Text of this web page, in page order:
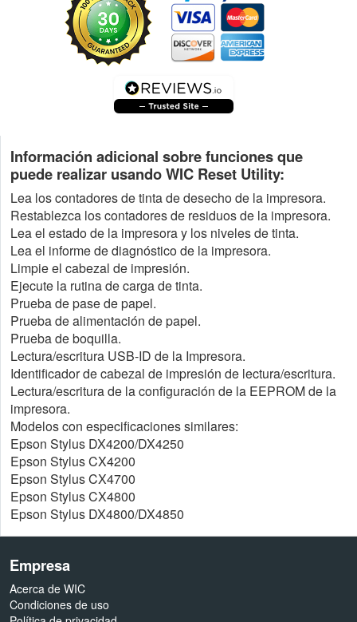
Información adicional sobre funciones que
puede realizar usando WIC Reset Utility:
Lea los contadores de tinta de desecho de la impresora.
Restablezca los contadores de residuos de la impresora.
Lea el estado de la impresora y los niveles de tinta.
Lea el informe de diagnóstico de la impresora.
Limpie el cabezal de impresión.
Ejecute la rutina de carga de tinta.
Prueba de pase de papel.
Prueba de alimentación de papel.
Prueba de boquilla.
Lectura/escritura USB-ID de la Impresora.
Identificador de cabezal de impresión de lectura/escritura.
Lectura/escritura de la configuración de la EEPROM de la
impresora.
Modelos con especificaciones similares:
Epson Stylus DX4200/DX4250
Epson Stylus CX4200
Epson Stylus CX4700
Epson Stylus CX4800
Epson Stylus DX4800/DX4850
Empresa
Acerca de WIC
Condiciones de uso